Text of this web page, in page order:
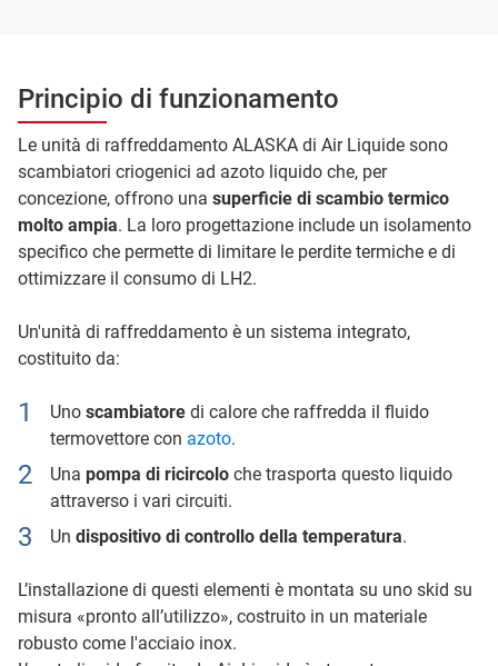
Principio di funzionamento
Le unità di raffreddamento ALASKA di Air Liquide sono
scambiatori criogenici ad azoto liquido che, per
concezione, offrono una superficie di scambio termico
molto ampia. La loro progettazione include un isolamento
specifico che permette di limitare le perdite termiche e di
ottimizzare il consumo di LH2.
Un'unità di raffreddamento è un sistema integrato,
costituito da:
Uno scambiatoredi calore che raffredda il fluido
termovettore con azoto.
Una pompa di ricircoloche trasporta questo liquido
attraverso i vari circuiti.
Un dispositivo di controllo della temperatura.
L’installazione di questi elementi è montata su uno skid su
misura «pronto all’utilizzo», costruito in un materiale
robusto come l'acciaio inox.